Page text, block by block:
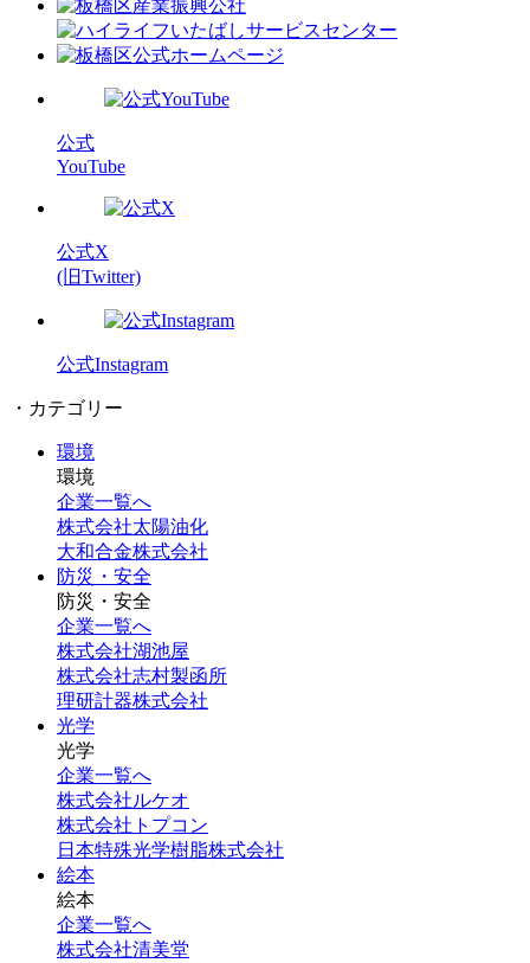
公式
YouTube
公式X
(旧Twitter)
公式Instagram
・カテゴリー
環境
環境
企業一覧へ
株式会社太陽油化
大和合金株式会社
防災・安全
防災・安全
企業一覧へ
株式会社湖池屋
株式会社志村製函所
理研計器株式会社
光学
光学
企業一覧へ
株式会社ルケオ
株式会社トプコン
日本特殊光学樹脂株式会社
絵本
絵本
企業一覧へ
株式会社清美堂